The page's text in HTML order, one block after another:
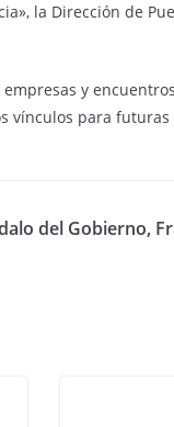
la Dirección de
y
vínculos para
del Gobierno,